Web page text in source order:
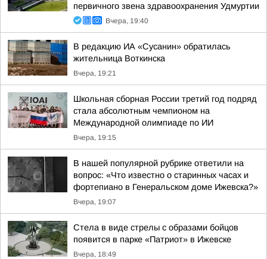
первичного звена здравоохранения Удмуртии
Вчера, 19:40
В редакцию ИА «Сусанин» обратилась
жительница Воткинска
Вчера, 19:21
Школьная сборная России третий год подряд
стала абсолютным чемпионом на
Международной олимпиаде по ИИ
Вчера, 19:15
В нашей популярной рубрике ответили на
вопрос: «Что известно о старинных часах и
фортепиано в Генеральском доме Ижевска?»
Вчера, 19:07
Стела в виде стрелы с образами бойцов
появится в парке «Патриот» в Ижевске
Вчера, 18:49